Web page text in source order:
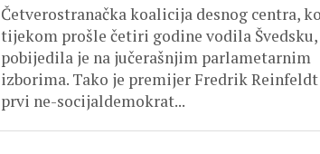
Četverostranačka koalicija desnog centra,
tijekom prošle četiri godine vodila Švedsku,
pobijedila je na jučerašnjim parlametarnim
izborima. Tako je premijer Fredrik
prvi ne-socijaldemokrat...